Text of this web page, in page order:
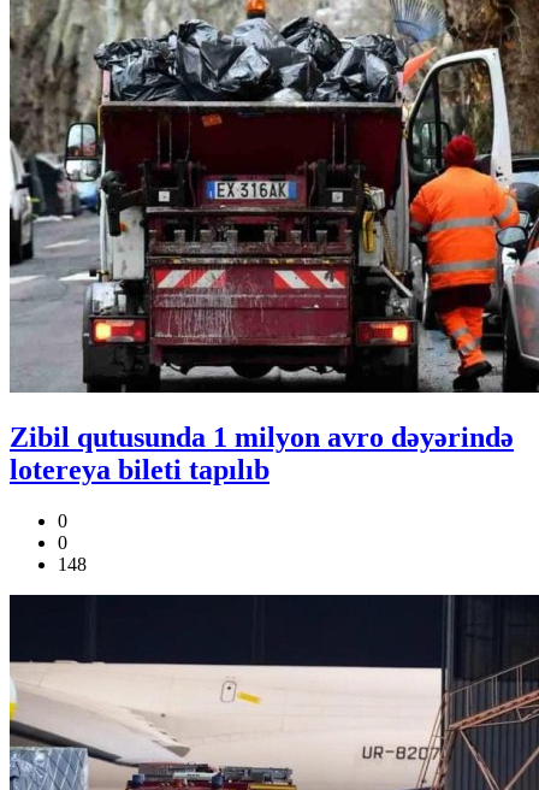
Zibil qutusunda 1 milyon avro dəyərində
lotereya bileti tapılıb
0
0
148